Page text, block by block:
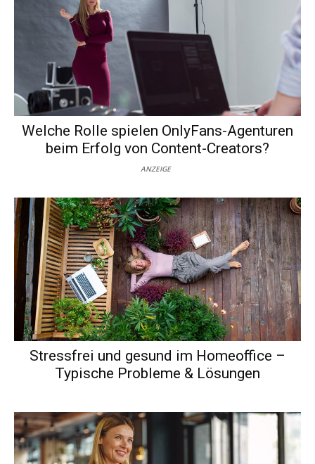
Welche Rolle spielen OnlyFans-Agenturen
beim Erfolg von Content-Creators?
ANZEIGE
Stressfrei und gesund im Homeoffice –
Typische Probleme & Lösungen